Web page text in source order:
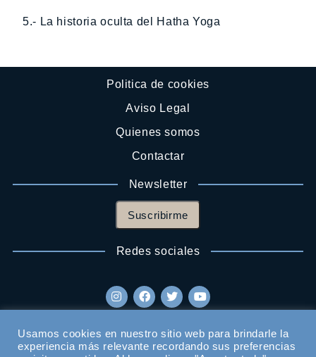
5.- La historia oculta del Hatha Yoga
Politica de cookies
Aviso Legal
Quienes somos
Contactar
Newsletter
Suscribirme
Redes sociales
Usamos cookies en nuestro sitio web para brindarle la
experiencia más relevante recordando sus preferencias